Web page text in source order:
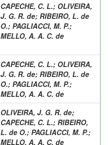
CAPECHE, C. L.; OLIVEIRA,
J. G. R. de; RIBEIRO, L. de
O.; PAGLIACCI, M. P.;
MELLO, A. A. C. de
CAPECHE, C. L.; OLIVEIRA,
J. G. R. de; RIBEIRO, L. de
O.; PAGLIACCI, M. P.;
MELLO, A. A. C. de
OLIVEIRA, J. G. R. de;
CAPECHE, C. L.; RIBEIRO,
L. de O.; PAGLIACCI, M. P.;
MELLO, A. A. C. de